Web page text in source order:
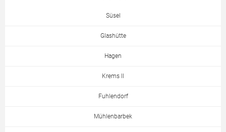
Süsel
Glashütte
Hagen
Krems II
Fuhlendorf
Mühlenbarbek